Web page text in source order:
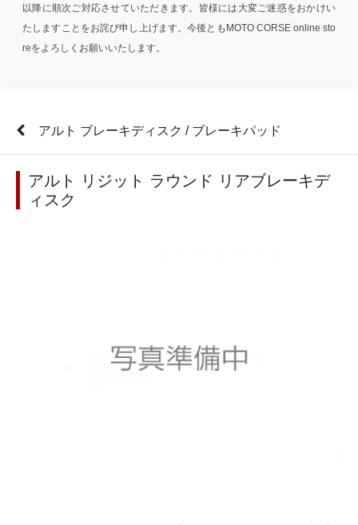
以降に順次ご対応させていただきます。皆様には大変ご迷惑をおかけい
たしますことをお詫び申し上げます。今後ともMOTO CORSE online sto
reをよろしくお願いいたします。
アルト ブレーキディスク / ブレーキパッド
アルト リジット ラウンド リアブレーキデ
ィスク